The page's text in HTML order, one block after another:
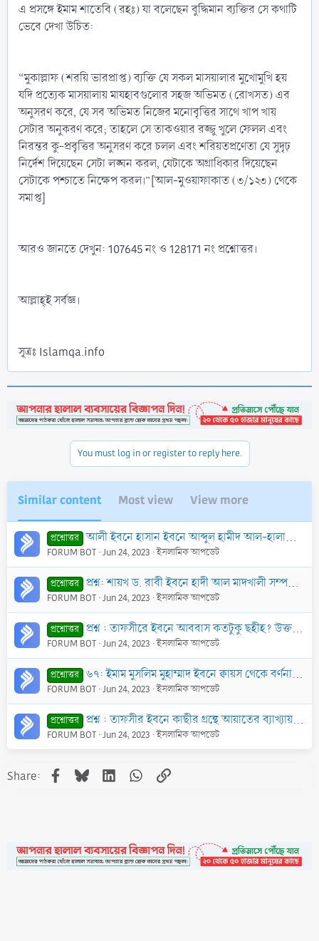
এ প্রসঙ্গে ইমাম শাতেবি (রহঃ) যা বলেছেন বুদ্ধিমান ব্যক্তির সে কথাটি
ভেবে দেখা উচিত:
“মুকাল্লাফ (শরয়ি ভারপ্রাপ্ত) ব্যক্তি যে সকল মাসয়ালার মুখোমুখি হয়
যদি প্রত্যেক মাসয়ালায় মাযহাবগুলোর সহজ অভিমত (রোখসত) এর
অনুসরণ করে, যে সব অভিমত নিজের মনোবৃত্তির সাথে খাপ খায়
সেটার অনুকরণ করে; তাহলে সে তাকওয়ার রজ্জু খুলে ফেলল এবং
নিরন্তর কু-প্রবৃত্তির অনুসরণ করে চলল এবং শরিয়তপ্রণেতা যে সুদৃঢ়
নির্দেশ দিয়েছেন সেটা লঙ্ঘন করল, যেটাকে অগ্রাধিকার দিয়েছেন
সেটাকে পশ্চাতে নিক্ষেপ করল।”[আল-মুওয়াফাকাত (৩/১২৩) থেকে
সমাপ্ত]
আরও জানতে দেখুন: 107645 নং ও 128171 নং প্রশ্নোত্তর।
আল্লাহ্‌ই সর্বজ্ঞ।
সূত্রঃ Islamqa.info
You must log in or register to reply here.
Similar content Most view View more
প্রশ্নোত্তর আলী ইবনে হাসান ইবনে আব্দুল হামীদ আল-হালাবী আল-আছারী’র বক্তব্য
FORUM BOT Jun 24, 2023 ইসলামিক আপডেট
প্রশ্নোত্তর প্রশ্ন: শায়খ ড. রাবী ইবনে হাদী আল মাদখালী সম্পর্কে জানতে চাই। তিনি সালাফী মানহাজ থেকে বের হয়ে গেছেন এমন দাবী কি সঠিক?
FORUM BOT Jun 24, 2023 ইসলামিক আপডেট
প্রশ্নোত্তর প্রশ্ন : তাফসীরে ইবনে আববাস কতটুকু ছহীহ? উক্ত তাফসীর যদি ছহীহ ও সকলের জন্য যথেষ্ট হয় তাহ’লে অন্যান্য তাফসীর গ্রন্থের প্রয়োজন কি?
FORUM BOT Jun 24, 2023 ইসলামিক আপডেট
প্রশ্নোত্তর ৬৭: ইমাম মুসলিম মুহাম্মাদ ইবনে ক্বায়স থেকে বর্ণনা করেন, আয়েশা (রাদিয়াল্লাহু ‘আনহা) বলেন, হে আল্লাহ্‌র রাসূল! ক্ববরবাসীদের জন্য আমি কিভাবে দো‘আ করব? রা
FORUM BOT Jun 24, 2023 ইসলামিক আপডেট
প্রশ্নোত্তর প্রশ্ন : তাফসীর ইবনে কাছীর গ্রন্থে আয়াতের ব্যাখ্যায় যে সব হাদীছ বা ছাহাবীদের মতামত উল্লেখ করা হয়েছে, সেগুলি সব কি ছহীহ?
FORUM BOT Jun 24, 2023 ইসলামিক আপডেট
Share: Facebook
BlueskyLinkedInWhatsApp
Link